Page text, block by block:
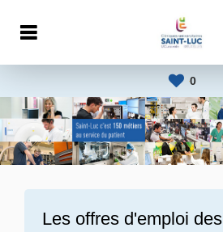
0
Les offres d'emploi des